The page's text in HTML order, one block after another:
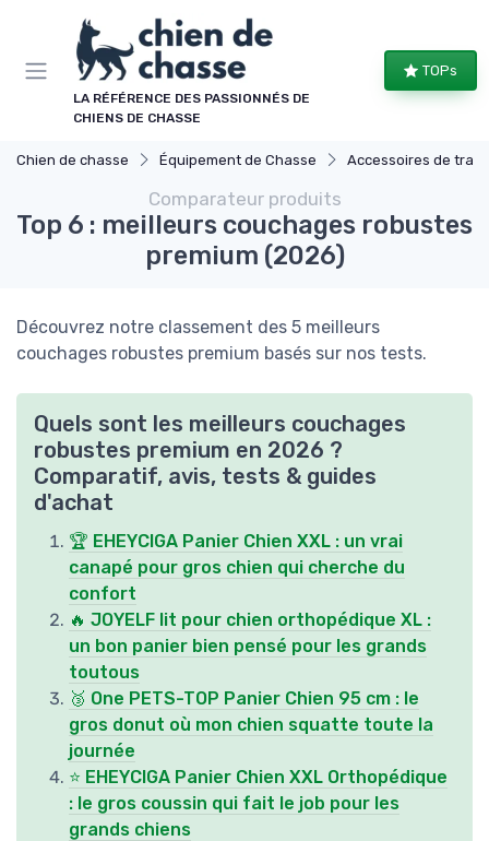
LA RÉFÉRENCE DES PASSIONNÉS DE
CHIENS DE CHASSE
TOPs
Chien de chasse Équipement de Chasse Accessoires de
Comparateur produits
Top 6 : meilleurs couchages robustes
premium (2026)
Découvrez notre classement des 5 meilleurs
couchages robustes premium basés sur nos tests.
Quels sont les meilleurs couchages
robustes premium en 2026 ?
Comparatif, avis, tests & guides
d'achat
🏆 EHEYCIGA Panier Chien XXL : un vrai
canapé pour gros chien qui cherche du
confort
🔥 JOYELF lit pour chien orthopédique XL :
un bon panier bien pensé pour les grands
toutous
🥉 One PETS-TOP Panier Chien 95 cm : le
gros donut où mon chien squatte toute la
journée
⭐ EHEYCIGA Panier Chien XXL Orthopédique
: le gros coussin qui fait le job pour les
grands chiens
Panneau de gestion des cookies